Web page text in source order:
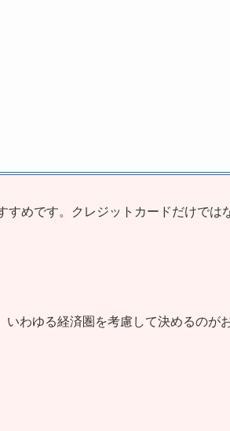
すめです。クレジットカードだけでは
わゆる経済圏を考慮して決めるのが